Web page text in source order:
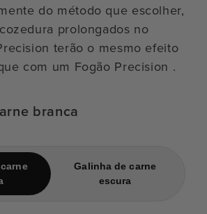
do método que escolher,
prolongados no
terão o mesmo efeito
com um Fogão Precision .
branca
Galinha de carne
escura